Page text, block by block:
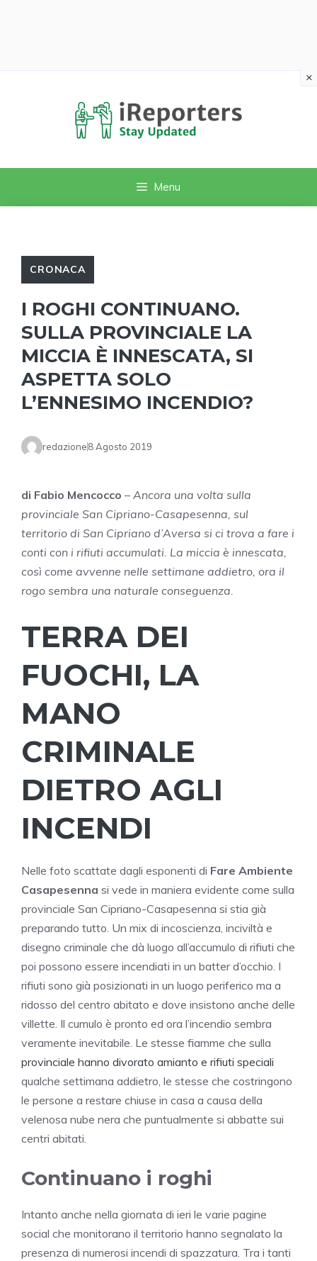
Menu
CRONACA
I ROGHI CONTINUANO.
SULLA PROVINCIALE LA
MICCIA È INNESCATA, SI
ASPETTA SOLO
L’ENNESIMO INCENDIO?
redazione8 Agosto 2019
di Fabio Mencocco – Ancora una volta sulla
provinciale San Cipriano-Casapesenna, sul
territorio di San Cipriano d’Aversa si ci trova a fare i
conti con i rifiuti accumulati. La miccia è innescata,
così come avvenne nelle settimane addietro, ora il
rogo sembra una naturale conseguenza.
TERRA DEI
FUOCHI, LA
MANO
CRIMINALE
DIETRO AGLI
INCENDI
Nelle foto scattate dagli esponenti di Fare Ambiente
Casapesenna si vede in maniera evidente come sulla
provinciale San Cipriano-Casapesenna si stia già
preparando tutto. Un mix di incoscienza, inciviltà e
disegno criminale che dà luogo all’accumulo di rifiuti che
poi possono essere incendiati in un batter d’occhio. I
rifiuti sono già posizionati in un luogo periferico ma a
ridosso del centro abitato e dove insistono anche delle
villette. Il cumulo è pronto ed ora l’incendio sembra
veramente inevitabile. Le stesse fiamme che sulla
provinciale hanno divorato amianto e rifiuti speciali
qualche settimana addietro, le stesse che costringono
le persone a restare chiuse in casa a causa della
velenosa nube nera che puntualmente si abbatte sui
centri abitati.
Continuano i roghi
Intanto anche nella giornata di ieri le varie pagine
social che monitorano il territorio hanno segnalato la
presenza di numerosi incendi di spazzatura. Tra i tanti
×